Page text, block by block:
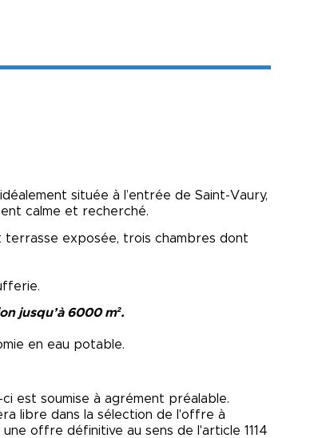
située à l’entrée de Saint-Vaury,
calme et recherché.
exposée, trois chambres dont
jusqu’à 6000 m².
en eau potable.
est soumise à agrément préalable.
libre dans la sélection de l'offre à
offre définitive au sens de l'article 1114